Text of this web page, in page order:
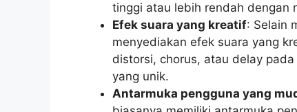
tinggi atau lebih rendah dengan
Efek suara yang kreatif: Selain
menyediakan efek suara yang
distorsi, chorus, atau delay
yang unik.
Antarmuka pengguna yang